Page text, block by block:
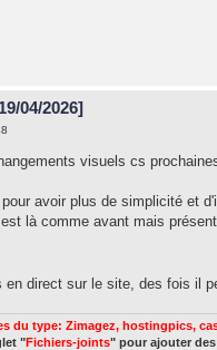
04/2026]
visuels cs
avoir plus de simplicité et
là comme avant mais
direct sur le site, des fois il
du type: Zimagez, hostingpics,
"Fichiers-joints" pour ajouter